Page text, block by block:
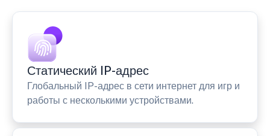
Статический IP-адрес
Глобальный IP-адрес в сети интернет для игр и
работы с несколькими устройствами.